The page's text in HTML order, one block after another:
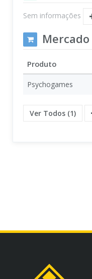
Sem informações
Mercado
Produto
Psychogames
Ver Todos (1)